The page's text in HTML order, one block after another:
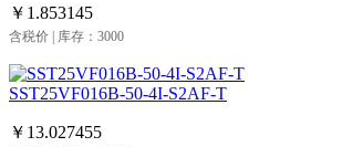
￥1.853145
含税价 | 库存：3000
SST25VF016B-50-4I-S2AF-T
￥13.027455